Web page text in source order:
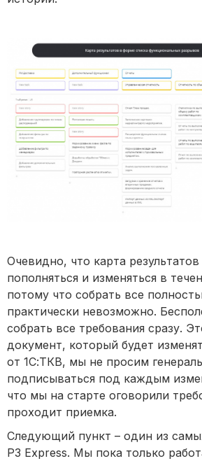
Очевидно, что карта
пополняться и изменяться в
потому что собрать все
практически невозможно.
собрать все требования сразу.
документ, который будет
от 1С:ТКВ, мы не просим
подписываться под каждым
что мы на старте оговорили
проходит приемка.
Следующий пункт – один из
P3 Express. Мы пока только